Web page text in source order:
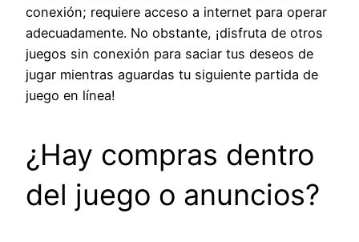
conexión; requiere acceso a internet para operar
adecuadamente. No obstante, ¡disfruta de otros
juegos sin conexión para saciar tus deseos de
jugar mientras aguardas tu siguiente partida de
juego en línea!
¿Hay compras dentro
del juego o anuncios?